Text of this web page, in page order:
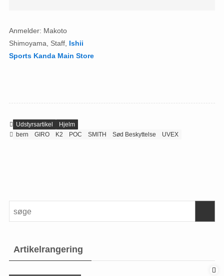
Anmelder: Makoto
Shimoyama, Staff, Ishii
Sports Kanda Main Store
Udstyrsartikel
Hjelm
bern
GIRO K2 POC SMITH Sød Beskyttelse UVEX
Artikelrangering